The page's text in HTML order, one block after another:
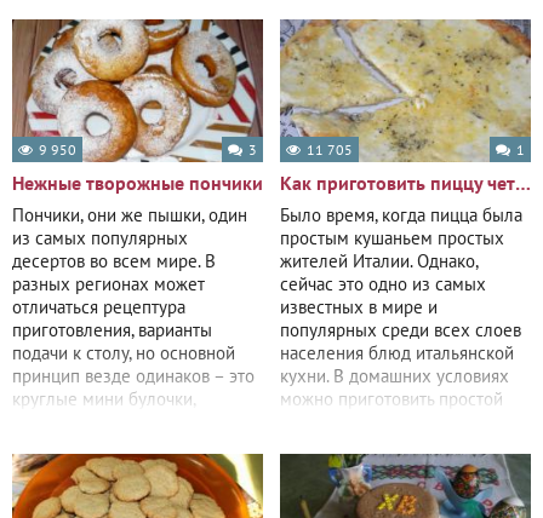
9 950 3
Нежные творожные пончики
Пончики, они же пышки, один
из самых популярных
десертов во всем мире. В
разных регионах может
отличаться рецептура
приготовления, варианты
подачи к столу, но основной
принцип везде одинаков – это
круглые мини булочки,
11 705 1
Как приготовить пиццу четыре сыра
Было время, когда пицца была
простым кушаньем простых
жителей Италии. Однако,
сейчас это одно из самых
известных в мире и
популярных среди всех слоев
населения блюд итальянской
кухни. В домашних условиях
можно приготовить простой